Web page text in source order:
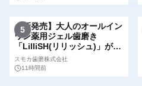
5
【新発売】大人のオールイン
ワン薬用ジェル歯磨き
「LilliSH(リリッシュ)」が
8/3よりMakuakeにて先行販
売開始！
スモカ歯磨株式会社
11時間前